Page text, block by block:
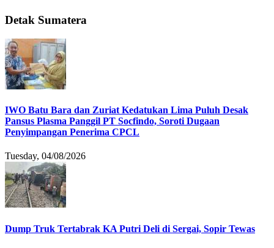
Detak Sumatera
IWO Batu Bara dan Zuriat Kedatukan Lima Puluh Desak
Pansus Plasma Panggil PT Socfindo, Soroti Dugaan
Penyimpangan Penerima CPCL
Tuesday, 04/08/2026
Dump Truk Tertabrak KA Putri Deli di Sergai, Sopir Tewas